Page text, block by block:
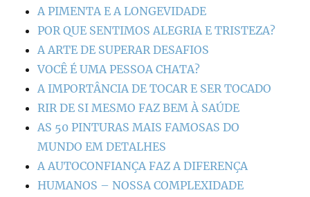
A PIMENTA E A LONGEVIDADE
POR QUE SENTIMOS ALEGRIA E TRISTEZA?
A ARTE DE SUPERAR DESAFIOS
VOCÊ É UMA PESSOA CHATA?
A IMPORTÂNCIA DE TOCAR E SER TOCADO
RIR DE SI MESMO FAZ BEM À SAÚDE
AS 50 PINTURAS MAIS FAMOSAS DO
MUNDO EM DETALHES
A AUTOCONFIANÇA FAZ A DIFERENÇA
HUMANOS – NOSSA COMPLEXIDADE